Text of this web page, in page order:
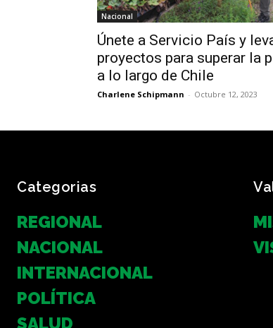
Nacional
Únete a Servicio País y
proyectos para superar la
a lo largo de Chile
Charlene Schipmann - Octubre 12, 2023
Categorias
REGIONAL
NACIONAL
INTERNACIONAL
POLÍTICA
SALUD